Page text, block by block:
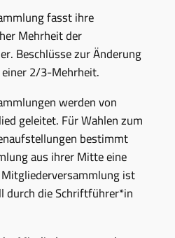
fasst ihre
Mehrheit der
Beschlüsse zur Änderung
2/3-Mehrheit.
werden von
geleitet. Für Wahlen zum
bestimmt
aus ihrer Mitte eine
ist
durch die Schriftführer*in